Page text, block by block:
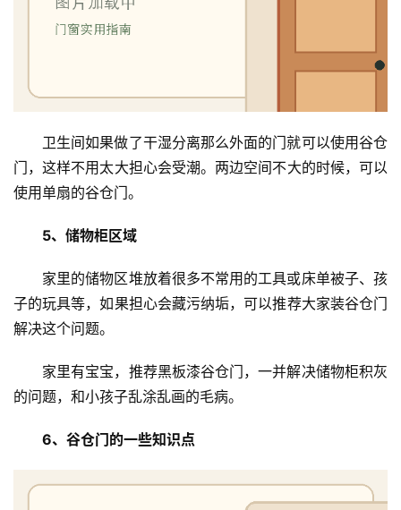
卫生间如果做了干湿分离那么外面的门就可以使用谷仓
门，这样不用太大担心会受潮。两边空间不大的时候，可以
使用单扇的谷仓门。
5、储物柜区域
家里的储物区堆放着很多不常用的工具或床单被子、孩
子的玩具等，如果担心会藏污纳垢，可以推荐大家装谷仓门
解决这个问题。
家里有宝宝，推荐黑板漆谷仓门，一并解决储物柜积灰
的问题，和小孩子乱涂乱画的毛病。
6、谷仓门的一些知识点